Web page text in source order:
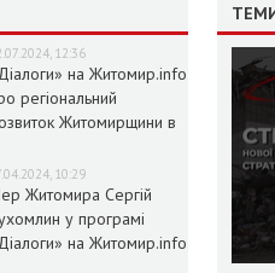
12:36
на Житомир.info
регіональний
Житомирщини в
10:29
Житомира Сергій
у програмі
на Житомир.info